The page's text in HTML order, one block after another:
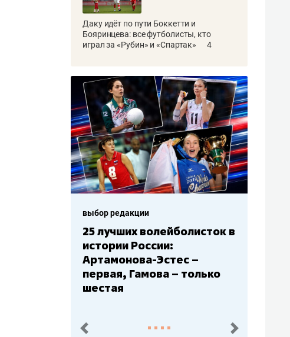
Даку идёт по пути Боккетти и
Бояринцева: все футболисты, кто
играл за «Рубин» и «Спартак»
4
выбор редакции
25 лучших волейболисток в
истории России:
Артамонова-Эстес –
первая, Гамова – только
Бюджеты
Юлаев» –
пред. след.